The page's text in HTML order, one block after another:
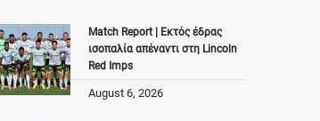
Match Report | Εκτός έδρας
ισοπαλία απέναντι στη Lincoln
Red Imps
August 6, 2026